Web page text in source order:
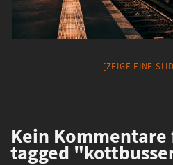
[ZEIGE EINE
Kein Kommentare
tagged